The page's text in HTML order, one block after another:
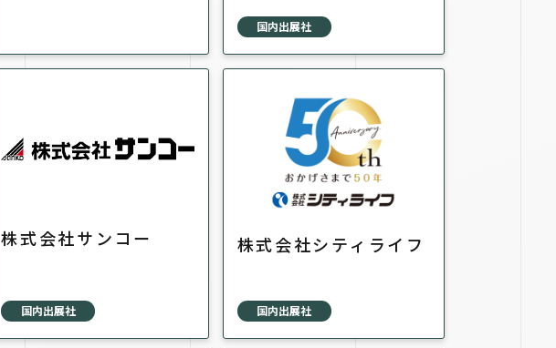
国内出展社
株式会社サンコー
国内出展社
株式会社シティライフ
国内出展社